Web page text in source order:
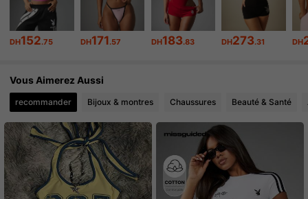
4.88 3M Suiveurs
3M Suiveurs
DH152.75 DH171.57 DH183.83 DH273.31 DH
Vous Aimerez Aussi
recommander Bijoux & montres Chaussures Beauté & Santé